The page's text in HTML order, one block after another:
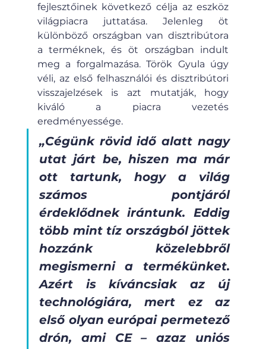
fejlesztőinek következő célja az eszköz
világpiacra juttatása. Jelenleg öt
különböző országban van disztribútora
a terméknek, és öt országban indult
meg a forgalmazása. Török Gyula úgy
véli, az első felhasználói és disztribútori
visszajelzések is azt mutatják, hogy
kiváló a piacra vezetés
eredményessége.
„Cégünk rövid idő alatt nagy
utat járt be, hiszen ma már
ott tartunk, hogy a világ
számos pontjáról
érdeklődnek irántunk. Eddig
több mint tíz országból jöttek
hozzánk közelebbről
megismerni a termékünket.
Azért is kíváncsiak az új
technológiára, mert ez az
első olyan európai permetező
drón, ami CE – azaz uniós